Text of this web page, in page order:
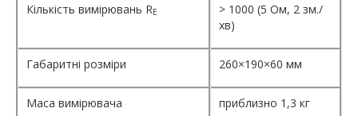
Кількість вимірювань RE
> 1000 (5 Ом, 2 зм./
хв)
Габаритні розміри 260×190×60 мм
Маса вимірювача
приблизно 1,3 кг